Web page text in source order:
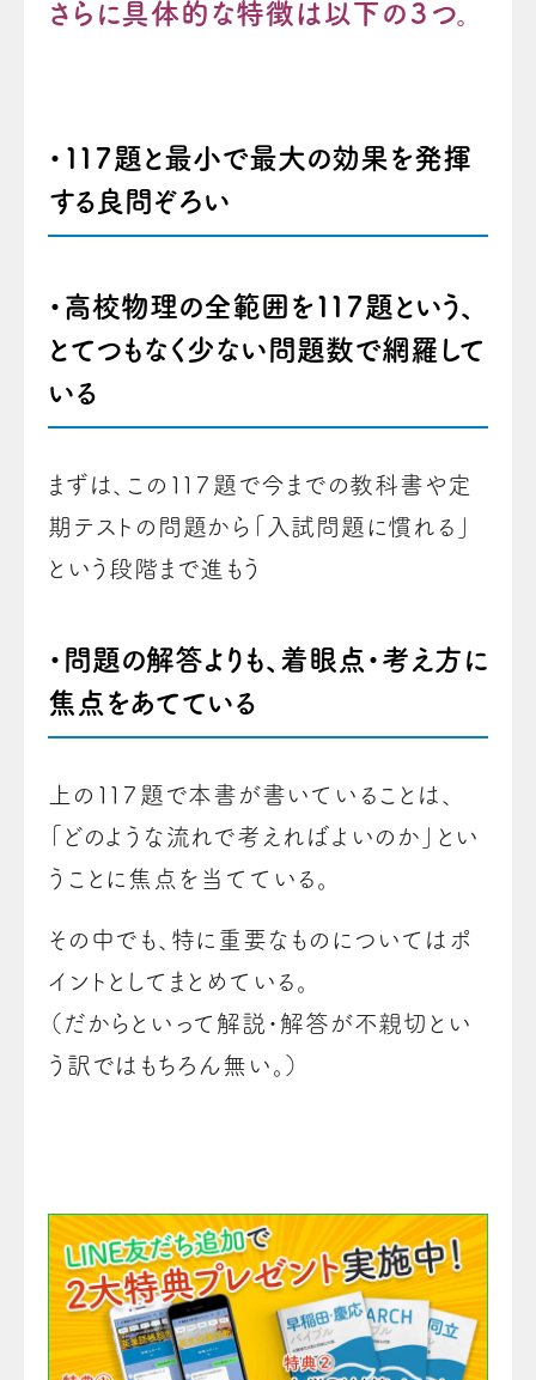
さらに具体的な特徴は以下の３つ。
・１１７題と最小で最大の効果を発揮
する良問ぞろい
・高校物理の全範囲を１１７題という、
とてつもなく少ない問題数で網羅して
いる
まずは、この１１７題で今までの教科書や定
期テストの問題から「入試問題に慣れる」
という段階まで進もう
・問題の解答よりも、着眼点・考え方に
焦点をあてている
上の１１７題で本書が書いていることは、
「どのような流れで考えればよいのか」とい
うことに焦点を当てている。
その中でも、特に重要なものについてはポ
イントとしてまとめている。
（だからといって解説・解答が不親切とい
う訳ではもちろん無い。）